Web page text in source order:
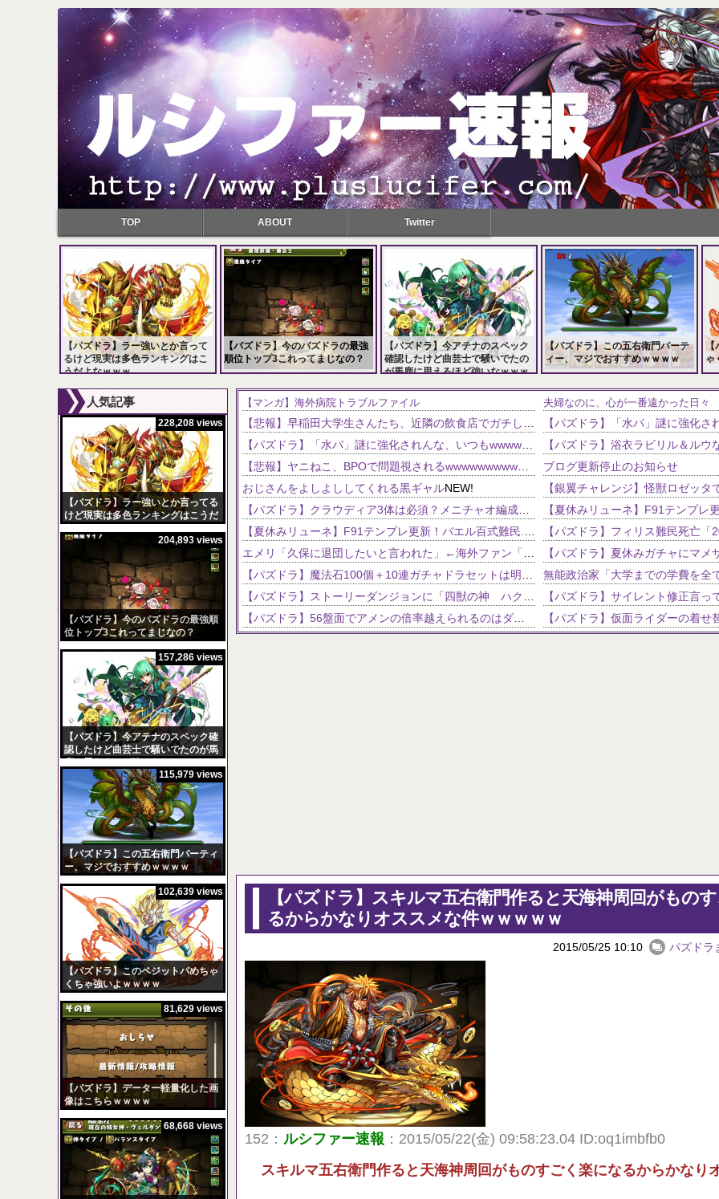
TOP ABOUT Twitter
【パズドラ】ラー強いとか言って
るけど現実は多色ランキングはこ
うだよなｗｗｗ
228,208 views
【パズドラ】今のパズドラの最強
順位トップ3これってまじなの？
204,893 views
【パズドラ】今アテナのスペック
確認したけど曲芸士で騒いでたの
が馬鹿に思えるほど強いなｗｗｗ
157,286 views
【パズドラ】この五右衛門パーテ
ィー、マジでおすすめｗｗｗｗ
115,979 views
【
ゃ
人気記事
【パズドラ】ラー強いとか言ってる
けど現実は多色ランキングはこうだ
228,208 views
【パズドラ】今のパズドラの最強順
位トップ3これってまじなの？
204,893 views
【パズドラ】今アテナのスペック確
認したけど曲芸士で騒いでたのが馬
157,286 views
【パズドラ】この五右衛門パーティ
ー、マジでおすすめｗｗｗｗ
115,979 views
【パズドラ】このベジットパめちゃ
くちゃ強いよｗｗｗｗ
102,639 views
【パズドラ】データー軽量化した画
像はこちらｗｗｗｗ
81,629 views
68,668 views
【マンガ】海外病院トラブルファイル
NEW!
NEW!
おじさんをよしよししてくれる黒ギャルNEW!
夫婦なのに、心が一番遠かった日々
ブログ更新停止のお知らせ
【パズドラ】スキルマ五右衛門作ると天海神周回がもの
るからかなりオススメな件ｗｗｗｗｗ
パズドラ
2015/05/25 10:10
152： ルシファー速報 ：2015/05/22(金) 09:58:23.04 ID:oq1imbfb0
スキルマ五右衛門作ると天海神周回がものすごく楽になるからかなり